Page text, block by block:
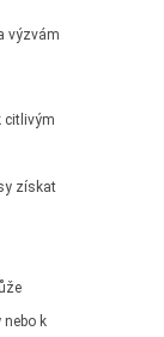
výzvám
citlivým
získat
k